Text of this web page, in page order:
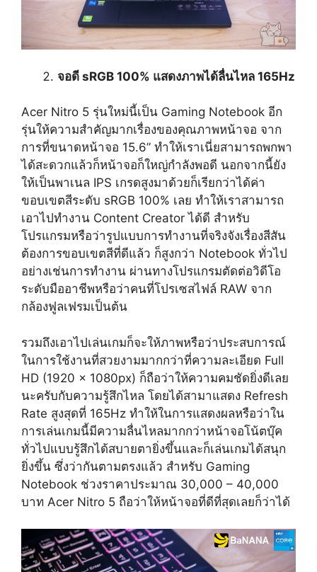
จอดี sRGB 100% แสดงภาพได้ลื่นไหล 165Hz
Acer Nitro 5 รุ่นใหม่นี้เป็น Gaming Notebook อีก
รุ่นให้ความสำคัญมากเรื่องของคุณภาพหน้าจอ จาก
การที่ขนาดหน้าจอ 15.6” ทำให้เราเนี่ยสามารถพกพา
ได้สะดวกแล้วก็หน้าจอก็ใหญ่กำลังพอดี นอกจากนี้ยัง
ให้เป็นพาเนล IPS เกรดสูงมาด้วยก็เรียกว่าได้ค่า
ขอบเขตสีระดับ sRGB 100% เลย ทำให้เราสามารถ
เอาไปทำงาน Content Creator ได้ดี สำหรับ
โปรแกรมหรือว่ารูปแบบการทำงานที่จริงจังเรื่องสีสัน
ต้องการขอบเขตสีที่ดีแล้ว ก็สูงกว่า Notebook ทั่วไป
อย่างเช่นการทำงาน ผ่านทางโปรแกรมตัดต่อวิดีโอ
ระดับมืออาชีพหรือว่าคนที่โปรเซสไฟล์ RAW จาก
กล้องฟูลเฟรมเป็นต้น
รวมถึงเอาไปเล่นเกมก็จะให้ภาพหรือว่าประสบการณ์
ในการใช้งานที่สวยงามมากกว่าที่ความละเอียด Full
HD (1920 x 1080px) ก็ถือว่าให้ความคมชัดยิ่งดีเลย
นะครับกับความรู้สึกไหล โดยได้สามาแสดง Refresh
Rate สูงสุดที่ 165Hz ทำให้ในการแสดงผลหรือว่าใน
การเล่นเกมนี้มีความลื่นไหลมากกว่าหน้าจอโน้ตบุ๊ค
ทั่วไปแบบรู้สึกได้สบายตายิ่งขึ้นและก็เล่นเกมได้สนุก
ยิ่งขึ้น ซึ่งว่ากันตามตรงแล้ว สำหรับ Gaming
Notebook ช่วงราคาประมาณ 30,000 – 40,000
บาท Acer Nitro 5 ถือว่าให้หน้าจอที่ดีที่สุดเลยก็ว่าได้